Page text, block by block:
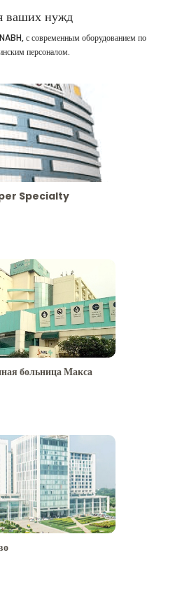
ваших нужд
с современным оборудованием по
персоналом.
Specialty
больница Макса